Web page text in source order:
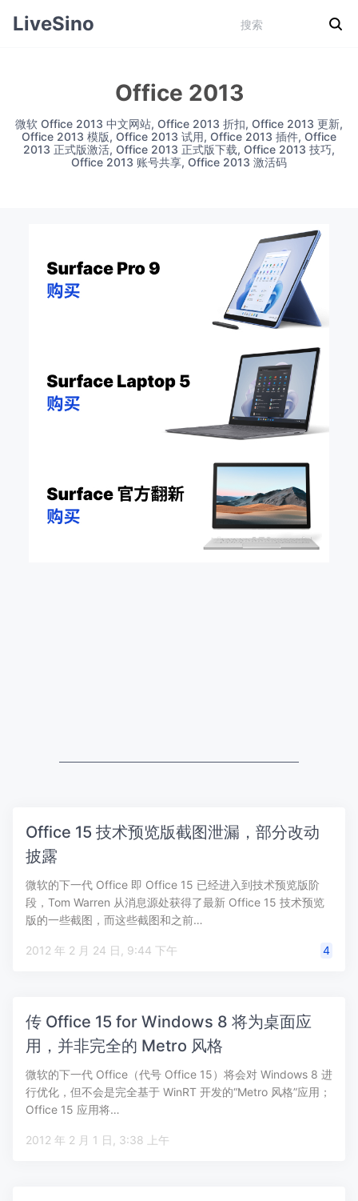
LiveSino
Office 2013
微软 Office 2013 中文网站, Office 2013 折扣, Office 2013 更新,
Office 2013 模版, Office 2013 试用, Office 2013 插件, Office
2013 正式版激活, Office 2013 正式版下载, Office 2013 技巧,
Office 2013 账号共享, Office 2013 激活码
Office 15 技术预览版截图泄漏，部分改动
披露
微软的下一代 Office 即 Office 15 已经进入到技术预览版阶
段，Tom Warren 从消息源处获得了最新 Office 15 技术预览
版的一些截图，而这些截图和之前…
2012 年 2 月 24 日, 9:44 下午 4
传 Office 15 for Windows 8 将为桌面应
用，并非完全的 Metro 风格
微软的下一代 Office（代号 Office 15）将会对 Windows 8 进
行优化，但不会是完全基于 WinRT 开发的“Metro 风格”应用；
Office 15 应用将…
2012 年 2 月 1 日, 3:38 上午